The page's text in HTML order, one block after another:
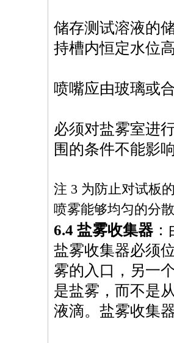
储存测试溶液的
持槽内恒定水位
喷嘴应由玻璃或
必须对盐雾室进
围的条件不能影
注 3 为防止对试板
喷雾能够均匀的分
6.4 盐雾收集器
盐雾收集器必须
雾的入口，另一
是盐雾，而不是
液滴。盐雾收集